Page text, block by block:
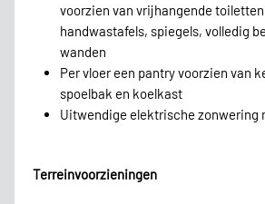
voorzien van vrijhangende
handwastafels, spiegels, volledig
wanden
Per vloer een pantry voorzien van
spoelbak en koelkast
Uitwendige elektrische zonwering
Terreinvoorzieningen